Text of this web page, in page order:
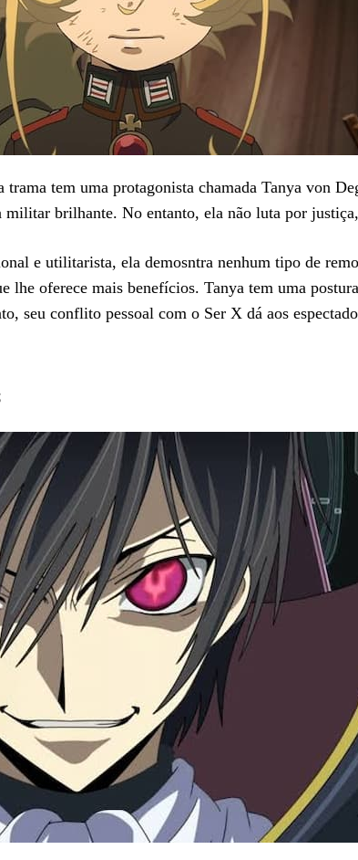
tem uma protagonista chamada Tanya von
militar brilhante. No entanto, ela não luta por
e utilitarista, ela demosntra nenhum tipo de
lhe oferece mais benefícios. Tanya tem uma
seu conflito pessoal com o Ser X dá aos